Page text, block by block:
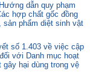
dẫn quy phạm
hợp chất gốc đồng
phẩm diệt sinh vật
số 1.403 về việc cập
với Danh mục hoạt
hại dùng trong vệ